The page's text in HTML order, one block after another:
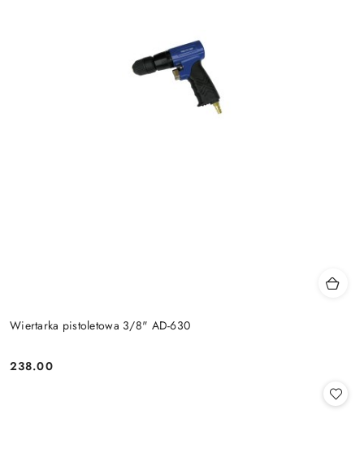
Wiertarka pistoletowa 3/8" AD-630
Cena:
238.00